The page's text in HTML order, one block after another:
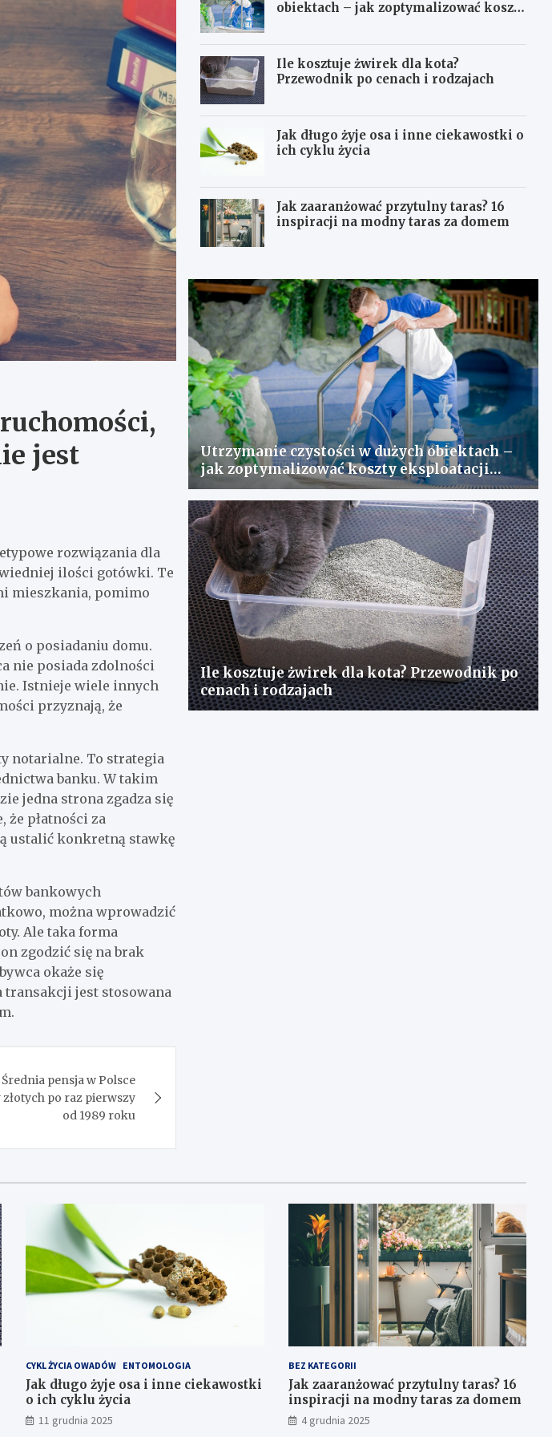
jest
rozwiązania dla
ilości gotówki. Te
mieszkania, pomimo
o posiadaniu domu.
nie posiada zdolności
Istnieje wiele innych
przyznają, że
notarialne. To strategia
banku. W takim
jedna strona zgadza się
płatności za
ustalić konkretną stawkę
bankowych
można wprowadzić
Ale taka forma
zgodzić się na brak
okaże się
transakcji jest stosowana
pensja w Polsce
po raz pierwszy
od 1989 roku
obiektach – jak zoptymalizować koszty
Ile kosztuje żwirek dla kota?
Przewodnik po cenach i rodzajach
Jak długo żyje osa i inne ciekawostki o
ich cyklu życia
Jak zaaranżować przytulny taras? 16
inspiracji na modny taras za domem
Utrzymanie czystości w dużych obiektach –
jak zoptymalizować koszty eksploatacji
sprzętu?
Ile kosztuje żwirek dla kota? Przewodnik po
cenach i rodzajach
CYKL ŻYCIA OWADÓW ENTOMOLOGIA
Jak długo żyje osa i inne ciekawostki
o ich cyklu życia
11 grudnia 2025
BEZ KATEGORII
Jak zaaranżować przytulny taras? 16
inspiracji na modny taras za domem
4 grudnia 2025